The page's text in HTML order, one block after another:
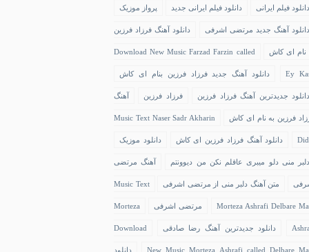
دانلود فیلم ایرانی دانلود فیلم ایرانی جدید پرواز موزیک
دانلود آهنگ جدید مرتضی اشرفی دانلود آهنگ فرزاد فرزین
نام ای کاش Download New Music Farzad Farzin called
Ey دانلود آهنگ جدید فرزاد فرزین بنام ای کاش
دانلود جدیدترین آهنگ فرزاد فرزین فرزاد فرزین آهنگ
فرزین به نام ای کاش Music Text Naser Sadr Akharin
دانلود آهنگ فرزاد فرزین ای کاش دانلود موزیک
دلبر منی دلو میبری عاقلم نکن من دیوونتم آهنگ مرتضی
متن آهنگ دلبر منی از مرتضی اشرفی Music Text
Morteza Ashrafi Delbare مرتضی اشرفی Morteza
دانلود جدیدترین آهنگ رضا صادقی Download
New Music Morteza Ashrafi called Delbare دانلود